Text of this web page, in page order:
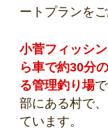
ートプランをご
小菅フィッシ
ら車で約30分
る管理釣り場
部にある村で
ています。